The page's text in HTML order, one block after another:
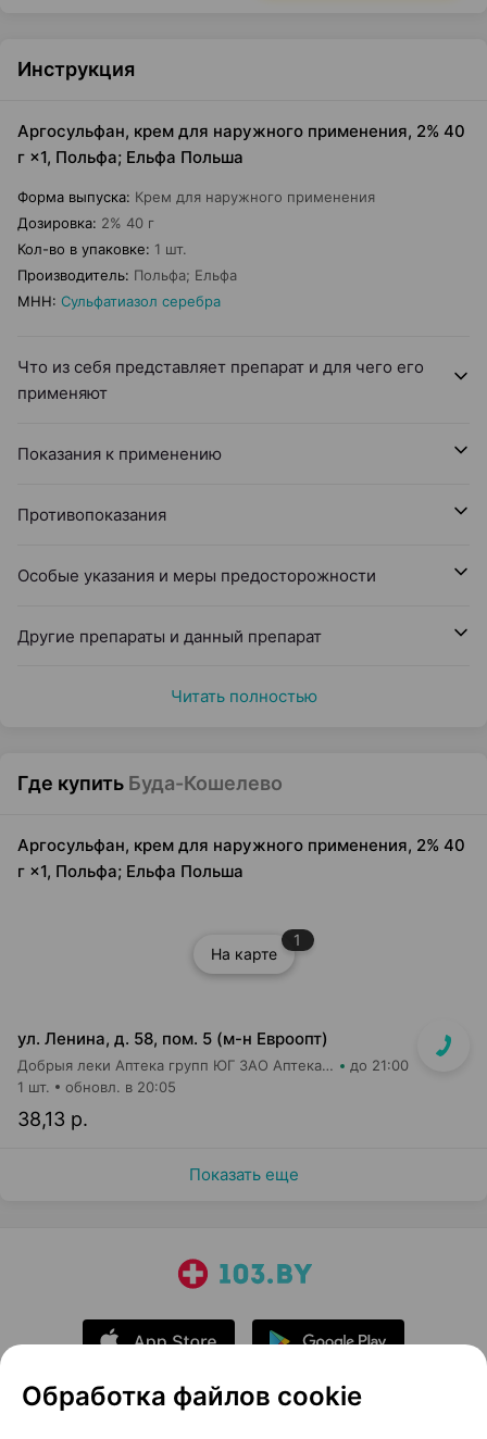
Инструкция
Аргосульфан, крем для наружного применения, 2% 40
г ×1, Польфа; Ельфа Польша
Форма выпуска: Крем для наружного применения
Дозировка: 2% 40 г
Кол-во в упаковке: 1 шт.
Производитель: Польфа; Ельфа
МНН: Сульфатиазол серебра
Что из себя представляет препарат и для чего его
применяют
Показания к применению
Противопоказания
Особые указания и меры предосторожности
Другие препараты и данный препарат
Читать полностью
Где купить Буда-Кошелево
Аргосульфан, крем для наружного применения, 2% 40
г ×1, Польфа; Ельфа Польша
На карте
1
ул. Ленина, д. 58, пом. 5 (м-н Евроопт)
Добрыя леки Аптека групп ЮГ ЗАО Аптека №8 до 21:00
38,13 р.
1 шт. обновл. в 20:05
Показать еще
Обработка файлов cookie